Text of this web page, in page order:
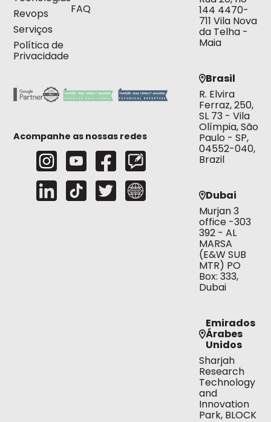
Revops
Serviços
Política de
Privacidade
FAQ
Acompanhe as nossas redes
144 4470-
711 Vila Nova
da Telha -
Maia
Brasil
R. Elvira
Ferraz, 250,
SL 73 - Vila
Olímpia, São
Paulo - SP,
04552-040,
Brazil
Dubai
Murjan 3
office -303
392 - AL
MARSA
(E&W SUB
MTR) PO
Box: 333,
Dubai
Emirados
Árabes
Unidos
Sharjah
Research
Technology
and
Innovation
Park, BLOCK